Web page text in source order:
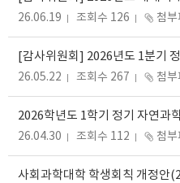
26.06.19 조회수 126 첨부
[감사위원회] 2026년도 1분기
26.05.22 조회수 267 첨부
26.04.30 조회수 112 첨부
사회과학대학 학생회칙 개정안